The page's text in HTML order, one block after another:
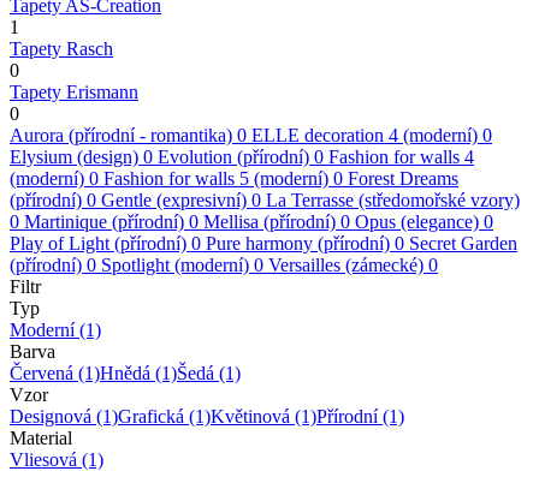
Tapety AS-Creation
1
Tapety Rasch
0
Tapety Erismann
0
Aurora (přírodní - romantika) 0 ELLE decoration 4 (moderní) 0
Elysium (design) 0 Evolution (přírodní) 0 Fashion for walls 4
(moderní) 0 Fashion for walls 5 (moderní) 0 Forest Dreams
(přírodní) 0 Gentle (expresivní) 0 La Terrasse (středomořské vzory)
0 Martinique (přírodní) 0 Mellisa (přírodní) 0 Opus (elegance) 0
Play of Light (přírodní) 0 Pure harmony (přírodní) 0 Secret Garden
(přírodní) 0 Spotlight (moderní) 0 Versailles (zámecké) 0
Filtr
Typ
Moderní(1)
Barva
Červená (1)Hnědá (1)Šedá (1)
Vzor
Designová (1)Grafická (1)Květinová (1)Přírodní(1)
Material
Vliesová (1)